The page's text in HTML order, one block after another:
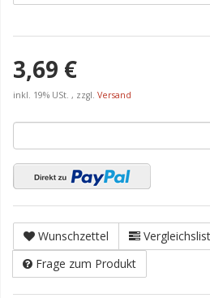
3,69 €
inkl. 19% USt. , zzgl. Versand
Wunschzettel
Frage zum Produkt